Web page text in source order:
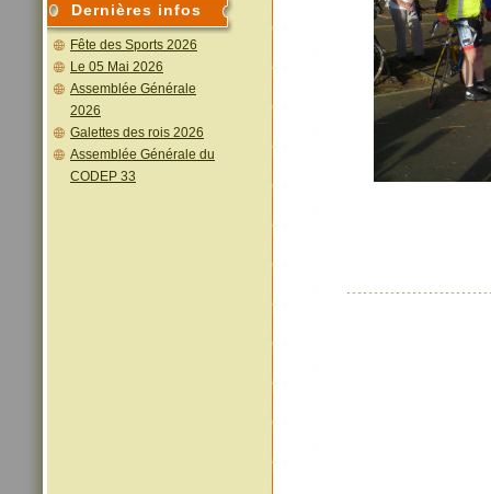
Dernières infos
Fête des Sports 2026
Le 05 Mai 2026
Assemblée Générale
2026
Galettes des rois 2026
Assemblée Générale du
CODEP 33